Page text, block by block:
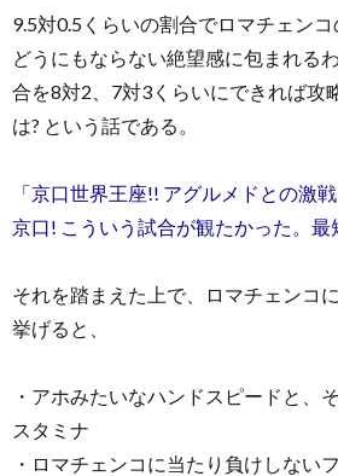
9.5対0.5くらいの割合でロマチェン
どうにもならない絶望感に包まれる
合を8対2、7対3くらいにできれば攻
は? という話である。
「京口世界王座!! アグルメドとの激
京口! こういう試合が観たかった。最
それを踏まえた上で、ロマチェンコ
挙げると、
・アホみたいなハンドスピードと、
スタミナ
・ロマチェンコに当たり負けしない